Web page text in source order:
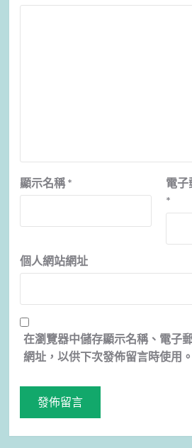
顯示名稱 *
電子
*
個人網站網址
在瀏覽器中儲存顯示名稱、電子
網址，以供下次發佈留言時使用。